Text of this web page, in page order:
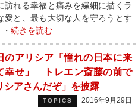
れる幸福と痛みを繊細に描くラ
と、最も大切な人を守ろうとす
続きを読む
のアリシア「憧れの日本に来
幸せ」 トレエン斎藤の前で
シアさんだぞ」を披露
TOPICS 2016年9月29日